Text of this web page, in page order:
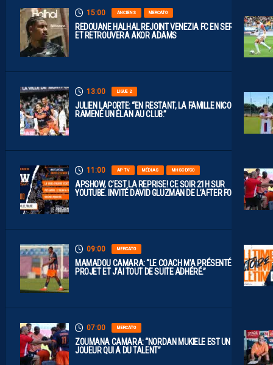
15:00 ANCIENS MERCATO
REDOUANE HALHAL REJOINT VENEZIA FC EN SERIE A
ET RETROUVERA AKOR ADAMS
13:00 LIGUE 2
JULIEN LAPORTE: “EN RESTANT, LA FAMILLE NICOLLIN A
RAMENÉ UN ÉLAN AU CLUB.”
11:00 AP TV MÉDIAS MHSC-DFCO
APSHOW, C’EST LA REPRISE! CE SOIR 21H SUR
YOUTUBE. INVITÉ DAVID GLUZMAN DE L’AFTER FOOT.
09:00 MERCATO
MAMADOU CAMARA: “LE COACH M’A PRÉSENTÉ LE
PROJET ET J’AI TOUT DE SUITE ADHÉRÉ.”
07:00 MERCATO
ZOUMANA CAMARA: “NORDAN MUKIELE EST UN
JOUEUR QUI A DU TALENT”